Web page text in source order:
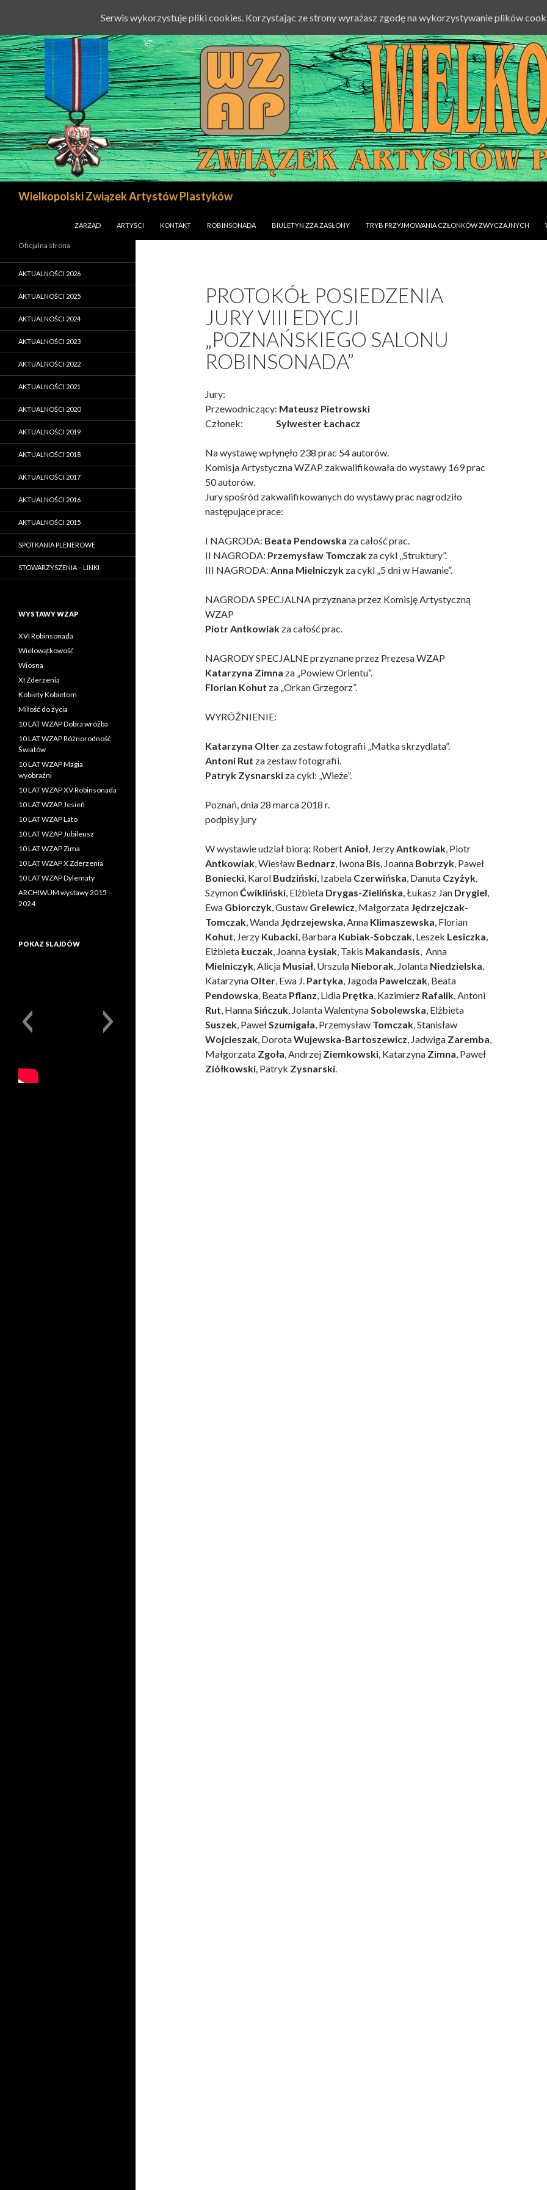
Wielkopolski Związek Artystów Plastyków
ZARZĄD
ARTYŚCI KONTAKT ROBINSONADA BIULETYN ZZA ZASŁONY TRYB PRZYJMOWANIA CZŁONKÓW ZWYCZAJNYCH
PROTOKÓŁ POSIEDZENIA
JURY VIII EDYCJI
„POZNAŃSKIEGO SALONU
ROBINSONADA”
Jury:
Przewodniczący: Mateusz Pietrowski
Członek: Sylwester Łachacz
Na wystawę wpłynęło 238 prac 54 autorów.
Komisja Artystyczna WZAP zakwalifikowała do wystawy 169 prac
50 autorów.
Jury spośród zakwalifikowanych do wystawy prac nagrodziło
następujące prace:
I NAGRODA: Beata Pendowska za całość prac.
II NAGRODA: Przemysław Tomczak za cykl „Struktury”.
III NAGRODA: Anna Mielniczyk za cykl „5 dni w Hawanie”.
NAGRODA SPECJALNA przyznana przez Komisję Artystyczną
WZAP
Piotr Antkowiak za całość prac.
NAGRODY SPECJALNE przyznane przez Prezesa WZAP
Katarzyna Zimna za „Powiew Orientu”.
Florian Kohut za „Orkan Grzegorz”.
WYRÓŻNIENIE:
Katarzyna Olter za zestaw fotografii „Matka skrzydlata”.
Antoni Rut za zestaw fotografii.
Patryk Zysnarski za cykl: „Wieże”.
Poznań, dnia 28 marca 2018 r.
podpisy jury
W wystawie udział biorą: RobertAnioł, JerzyAntkowiak, Piotr
Antkowiak, Wiesław Bednarz, Iwona Bis, Joanna Bobrzyk, Paweł
Boniecki, Karol Budziński, Izabela Czerwińska, Danuta Czyżyk,
SzymonĆwikliński, Elżbieta Drygas-Zielińska, Łukasz Jan Drygiel,
Ewa Gbiorczyk, Gustaw Grelewicz, Małgorzata Jędrzejczak-
Tomczak, Wanda Jędrzejewska, Anna Klimaszewska, Florian
Kohut, Jerzy Kubacki, Barbara Kubiak-Sobczak, Leszek Lesiczka,
ElżbietaŁuczak, JoannaŁysiak, Takis Makandasis, Anna
Mielniczyk, Alicja Musiał, Urszula Nieborak, Jolanta Niedzielska,
Katarzyna Olter, Ewa J. Partyka, Jagoda Pawelczak, Beata
Pendowska, Beata Pflanz, Lidia Prętka, Kazimierz Rafalik, Antoni
Rut, HannaSińczuk, Jolanta WalentynaSobolewska, Elżbieta
Suszek, PawełSzumigała, Przemysław Tomczak, Stanisław
Wojcieszak, DorotaWujewska-Bartoszewicz, Jadwiga Zaremba,
Małgorzata Zgoła, Andrzej Ziemkowski, Katarzyna Zimna, Paweł
Ziółkowski, Patryk Zysnarski.
Bushido – Droga Wojownika
2026 (Nr 6)
Świadomości 2 2026
żeglarskie podróże 2026
Agnieszka Renn
Oficjalna strona
AKTUALNOŚCI 2026
AKTUALNOŚCI 2025
AKTUALNOŚCI 2024
AKTUALNOŚCI 2023
AKTUALNOŚCI 2022
AKTUALNOŚCI 2021
AKTUALNOŚCI 2020
AKTUALNOŚCI 2019
AKTUALNOŚCI 2018
AKTUALNOŚCI 2017
AKTUALNOŚCI 2016
AKTUALNOŚCI 2015
SPOTKANIA PLENEROWE
STOWARZYSZENIA – LINKI
WYSTAWY WZAP
XVI Robinsonada
Wielowątkowość
Wiosna
XI Zderzenia
Kobiety Kobietom
Miłość do życia
10 LAT WZAP Dobra wróżba
10 LAT WZAP Różnorodność
Światów
10 LAT WZAP Magia
wyobraźni
10 LAT WZAP XV Robinsonada
10 LAT WZAP Jesień
10 LAT WZAP Lato
10 LAT WZAP Jubileusz
10 LAT WZAP Zima
10 LAT WZAP X Zderzenia
10 LAT WZAP Dylematy
ARCHIWUM wystawy 2015 –
2024
POKAZ SLAJDÓW
Serwis wykorzystuje pliki cookies. Korzystając ze strony wyrażasz zgodę na wykorzystywanie plików